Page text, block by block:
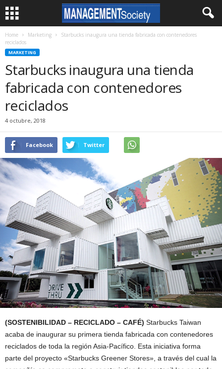
Home Marketing
Starbucks inaugura una tienda fabricada con contenedores
reciclados
MARKETING
Starbucks inaugura una tienda
fabricada con contenedores
reciclados
4 octubre, 2018
Facebook Twitter
(SOSTENIBILIDAD – RECICLADO – CAFÉ) Starbucks Taiwan
acaba de inaugurar su primera tienda fabricada con contenedores
reciclados de toda la región Asia-Pacífico. Esta iniciativa forma
parte del proyecto «Starbucks Greener Stores», a través del cual la